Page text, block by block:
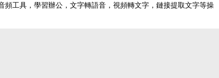
工具，學習辦公，文字轉語音，視頻轉文字，鏈接提取文字等操